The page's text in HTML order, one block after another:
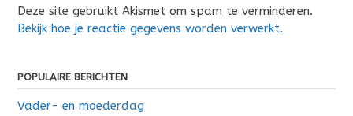
Deze site gebruikt Akismet om spam te verminderen.
Bekijk hoe je reactie gegevens worden verwerkt.
POPULAIRE BERICHTEN
Vader- en moederdag